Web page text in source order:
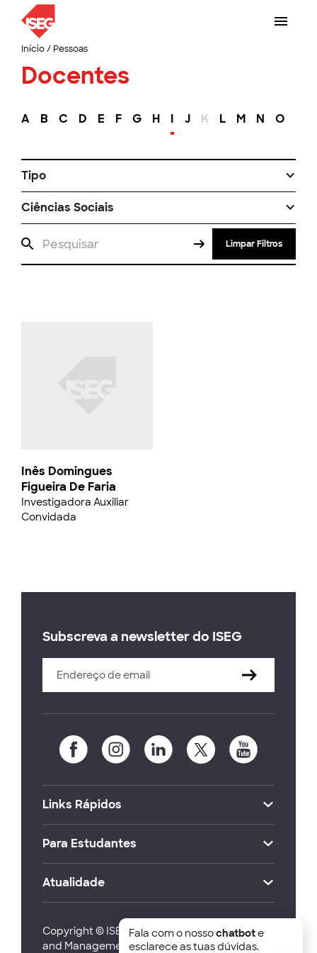
Início/ Pessoas
Docentes
A B C D E F G H I J K L M N O
Tipo
Ciências Sociais
Limpar Filtros
Inês Domingues
Figueira De Faria
Investigadora Auxiliar
Convidada
Subscreva a newsletter do ISEG
Links Rápidos
Para Estudantes
Atualidade
Copyright © ISEG Lisbon School of Economics
and Management 2026
Fala com o nossochatbote
esclarece as tuas dúvidas.